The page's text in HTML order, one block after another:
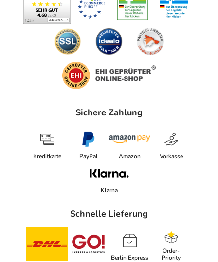
Sichere Zahlung
Kreditkarte PayPal Amazon Vorkasse
Klarna
Schnelle Lieferung
Berlin Express
Order-
Priority